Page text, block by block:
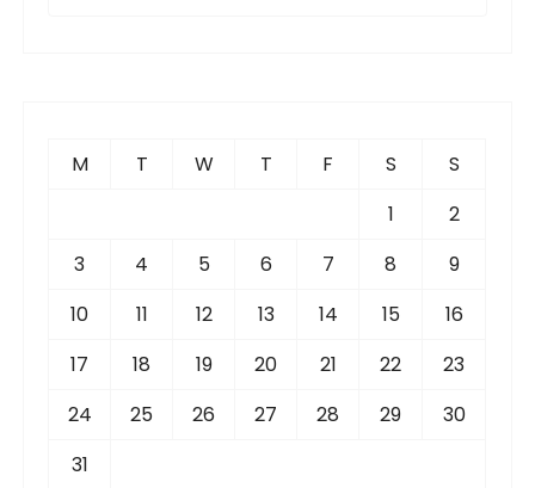
M T W T F S
S
1
2
3
4 5 6 7 8
9
10
11 12 13 14 15
16
17
18 19 20 21 22
23
24
25 26 27 28 29
30
31